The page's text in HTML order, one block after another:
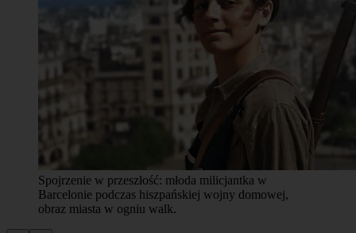
Generał Francisco Franco i książę Juan Carlos I,
kluczowe postacie hiszpańskiej historii XX wieku, w
strojach wojskowych.